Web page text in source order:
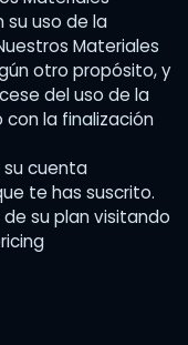
su uso de la
Materiales
otro propósito, y
del uso de la
con la finalización
su cuenta
te has suscrito.
su plan visitando